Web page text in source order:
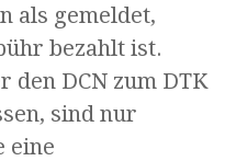
als gemeldet,
bezahlt ist.
den DCN zum DTK
sind nur
eine